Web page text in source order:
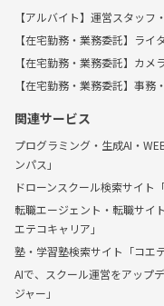
【アルバイト】運営スタッフ
【在宅勤務・業務委託】ラ
【在宅勤務・業務委託】カメ
【在宅勤務・業務委託】事務
関連サービス
プログラミング・生成AI・
ンパス」
ドローンスクール検索サイト
転職エージェント・転職サイ
エテコキャリア」
塾・学習塾検索サイト「コエ
AIで、スクール運営をアップ
ジャー」